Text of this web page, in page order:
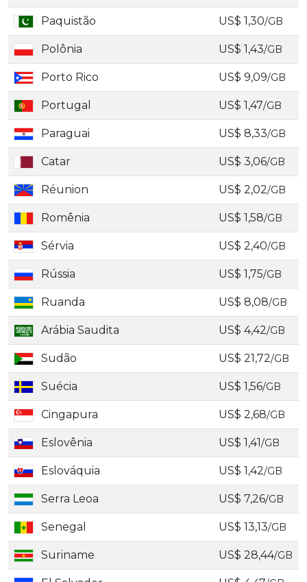
Paquistão US$ 1,30/GB
Polônia US$ 1,43/GB
Porto Rico US$ 9,09/GB
Portugal US$ 1,47/GB
Paraguai US$ 8,33/GB
Catar US$ 3,06/GB
Réunion US$ 2,02/GB
Romênia US$ 1,58/GB
Sérvia US$ 2,40/GB
Rússia US$ 1,75/GB
Ruanda US$ 8,08/GB
Arábia Saudita US$ 4,42/GB
Sudão US$ 21,72/GB
Suécia US$ 1,56/GB
Cingapura US$ 2,68/GB
Eslovênia US$ 1,41/GB
Eslováquia US$ 1,42/GB
Serra Leoa US$ 7,26/GB
Senegal US$ 13,13/GB
Suriname US$ 28,44/GB